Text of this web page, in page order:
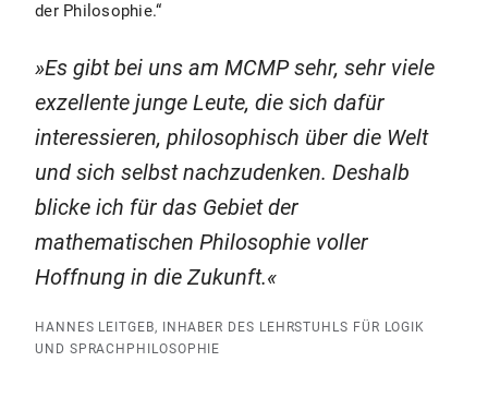
der Philosophie.“
Es gibt bei uns am MCMP sehr, sehr viele
exzellente junge Leute, die sich dafür
interessieren, philosophisch über die Welt
und sich selbst nachzudenken. Deshalb
blicke ich für das Gebiet der
mathematischen Philosophie voller
Hoffnung in die Zukunft.
HANNES LEITGEB, INHABER DES LEHRSTUHLS FÜR LOGIK
UND SPRACHPHILOSOPHIE